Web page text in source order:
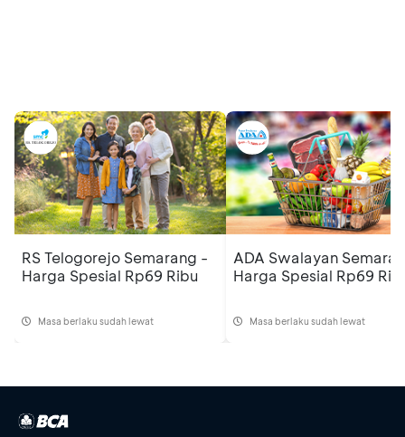
RS Telogorejo Semarang -
Harga Spesial Rp69 Ribu
Masa berlaku sudah lewat
ADA Swalayan
Harga Spesial Rp69
Masa berlaku sudah lewat